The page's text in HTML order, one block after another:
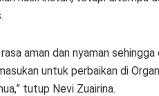
aman dan nyaman sehingga
untuk perbaikan di
tutup Nevi Zuairina.